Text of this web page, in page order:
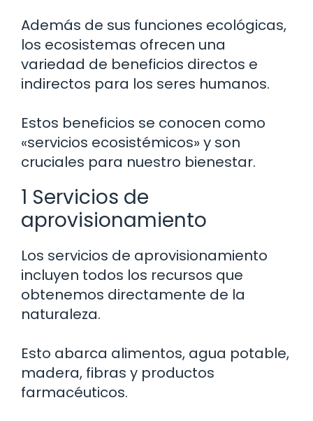
Además de sus funciones ecológicas,
los ecosistemas ofrecen una
variedad de beneficios directos e
indirectos para los seres humanos.
Estos beneficios se conocen como
«servicios ecosistémicos» y son
cruciales para nuestro bienestar.
1 Servicios de
aprovisionamiento
Los servicios de aprovisionamiento
incluyen todos los recursos que
obtenemos directamente de la
naturaleza.
Esto abarca alimentos, agua potable,
madera, fibras y productos
farmacéuticos.